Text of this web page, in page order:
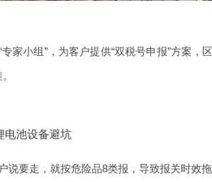
专家小组”，为客户提供“双税号申报”方案
电池设备避坑
说要走，就按危险品8类报，导致报关时效